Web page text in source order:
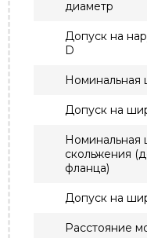
диаметр
Допуск на
D
Номинальная
Допуск на
Номинальная
скольжения
фланца)
Допуск на
Расстояние